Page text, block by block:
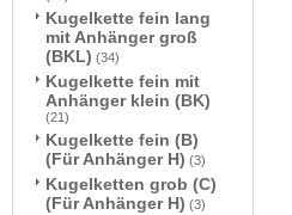
Kugelkette fein lang
mit Anhänger groß
(BKL) (34)
Kugelkette fein mit
Anhänger klein (BK)
(21)
Kugelkette fein (B)
(Für Anhänger H) (3)
Kugelketten grob (C)
(Für Anhänger H) (3)